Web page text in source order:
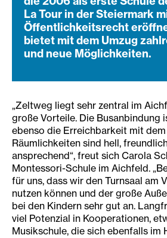
La Tour in der Steiermark
Öffentlichkeitsrecht
bietet mit dem Umzug
und neue Möglichkeiten.
„Zeltweg liegt sehr zentral im
große Vorteile. Die Busanbindung
ebenso die Erreichbarkeit mit dem
Räumlichkeiten sind hell,
ansprechend“, freut sich Carola
Montessori-Schule im Aichfeld.
für uns, dass wir den Turnsaal am
nutzen können und der große
bei den Kindern sehr gut an.
viel Potenzial in Kooperationen,
Musikschule, die sich ebenfalls im